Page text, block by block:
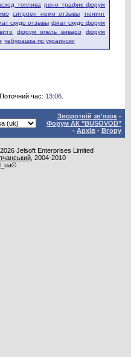
топлива рено трафик форум
ситроен немо отзывы
тюнинг
скудо отзывы фиат скудо форум
форум опель виваро
форум
чебурашка по украински
час: 13:06
Зворотній зв'язок -
Форум АК "BUSOVOD"
- Архів - Вгору
Jelsoft Enterprises Limited
, 2004-2010